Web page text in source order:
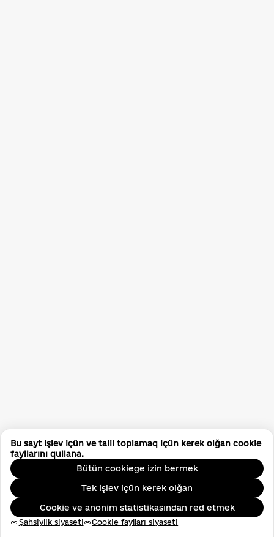
Bu sayt işlev içün ve talil toplamaq içün kerek olğan cookie
fayllarını qullana.
Bütün cookiege izin bermek
Tek işlev içün kerek olğan
Cookie ve anonim statistikasından red etmek
link Şahsiylik siyasetilinkCookie faylları siyaseti